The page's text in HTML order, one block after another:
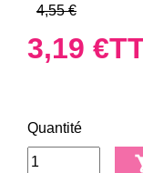
4,55 €
3,19 €
Quantité